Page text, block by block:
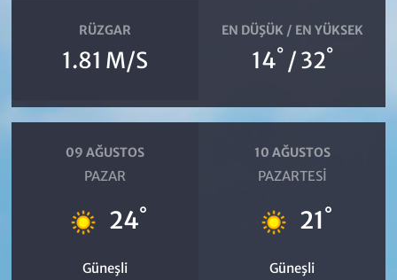
RÜZGAR
1.81 M/S
EN DÜŞÜK / EN YÜKSEK
14° / 32°
09 AĞUSTOS
PAZAR
24°
Güneşli
10 AĞUSTOS
PAZARTESI
21°
Güneşli